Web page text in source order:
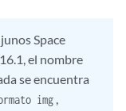
Space
el nombre
se encuentra
img ,